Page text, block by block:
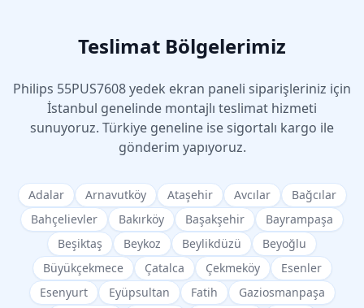
Teslimat Bölgelerimiz
Philips 55PUS7608yedek ekran paneli siparişleriniz için
İstanbul genelinde montajlı teslimat hizmeti
sunuyoruz. Türkiye geneline ise sigortalı kargo ile
gönderim yapıyoruz.
Adalar Arnavutköy Ataşehir Avcılar
Bağcılar
Bahçelievler
Bakırköy Başakşehir
Bayrampaşa
Beşiktaş
Beykoz Beylikdüzü
Beyoğlu
Büyükçekmece
Çatalca Çekmeköy
Esenler
Esenyurt
Eyüpsultan Fatih
Gaziosmanpaşa